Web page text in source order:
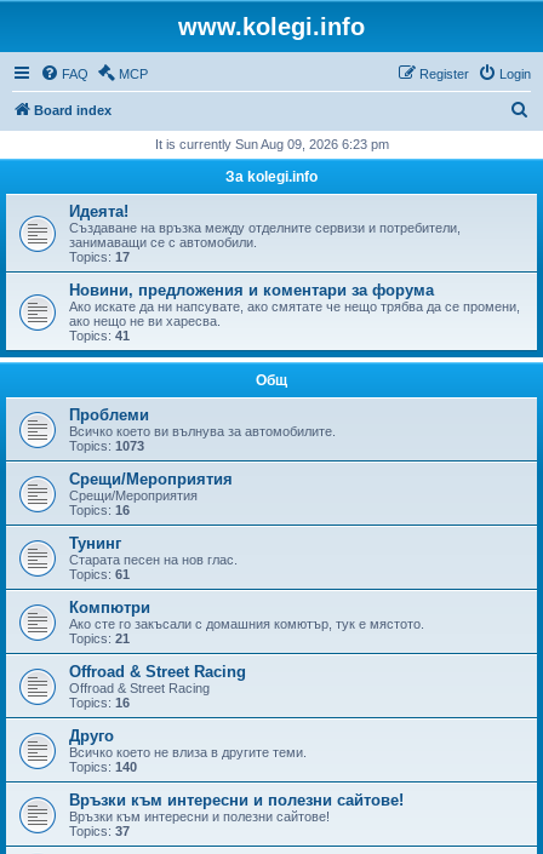
www.kolegi.info
FAQ MCP Login
Register
Board index
r
It is currently Sun Aug 09, 2026 6:23 pm
За kolegi.info
Идеята!
Създаване на връзка между отделните сервизи и потребители,
занимаващи се с автомобили.
Topics: 17
Новини, предложения и коментари за форума
Ако искате да ни напсувате, ако смятате че нещо трябва да се промени,
ако нещо не ви харесва.
Topics: 41
Общ
Проблеми
Всичко което ви вълнува за автомобилите.
Topics: 1073
Срещи/Мероприятия
Срещи/Мероприятия
Topics: 16
Тунинг
Старата песен на нов глас.
Topics: 61
Компютри
Ако сте го закъсали с домашния комютър, тук е мястото.
Topics: 21
Offroad & Street Racing
Offroad & Street Racing
Topics: 16
Друго
Всичко което не влиза в другите теми.
Topics: 140
Връзки към интересни и полезни сайтове!
Връзки към интересни и полезни сайтове!
Topics: 37